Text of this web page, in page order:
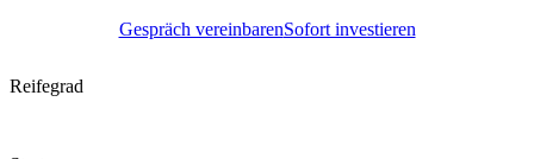
Gespräch vereinbarenSofort investieren
Reifegrad